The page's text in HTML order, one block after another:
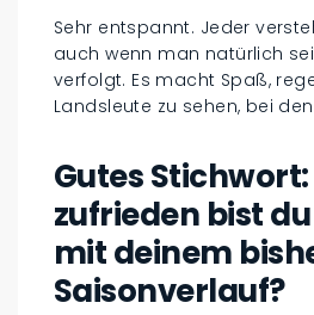
Sehr entspannt. Jeder
auch wenn man natürlich
verfolgt. Es macht Spaß,
Landsleute zu sehen, bei
Gutes
zufrieden bist
mit deinem
Saisonverlauf?